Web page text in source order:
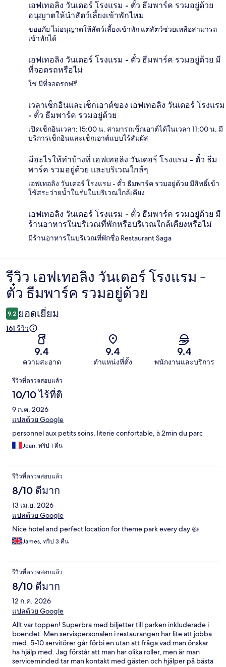
เอฟเทอลิง วันเดอร์ โรงแรม - ตั๋ว ธีมพาร์ค รวมอยู่ด้วย
อนุญาตให้นำสัตว์เลี้ยงเข้าพักไหม
ขออภัย ไม่อนุญาตให้สัตว์เลี้ยงเข้าพัก แต่สัตว์ช่วยเหลือสามารถ
เข้าพักได้
เอฟเทอลิง วันเดอร์ โรงแรม - ตั๋ว ธีมพาร์ค รวมอยู่ด้วย มี
ที่จอดรถหรือไม่
ใช่ มีที่จอดรถฟรี
เวลาเช็กอินและเช็กเอาต์ของ เอฟเทอลิง วันเดอร์ โรงแรม
- ตั๋ว ธีมพาร์ค รวมอยู่ด้วย
เปิดเช็กอินเวลา: 15:00 น. สามารถเช็กเอาต์ได้ในเวลา 11:00 น. มี
บริการเช็กอินและเช็กเอาต์แบบไร้สัมผัส
มีอะไรให้ทำบ้างที่ เอฟเทอลิง วันเดอร์ โรงแรม - ตั๋ว ธีม
พาร์ค รวมอยู่ด้วย และบริเวณใกล้ๆ
เอฟเทอลิง วันเดอร์ โรงแรม - ตั๋ว ธีมพาร์ค รวมอยู่ด้วย มีสิทธิ์เข้า
ใช้สระว่ายน้ำในร่มในบริเวณใกล้เคียง
เอฟเทอลิง วันเดอร์ โรงแรม - ตั๋ว ธีมพาร์ค รวมอยู่ด้วย มี
ร้านอาหารในบริเวณที่พักหรือบริเวณใกล้เคียงหรือไม่
มีร้านอาหารในบริเวณที่พักชื่อ Restaurant Saga
รีวิว
รีวิว เอฟเทอลิง วันเดอร์ โรงแรม -
ตั๋ว ธีมพาร์ค รวมอยู่ด้วย
9.2 ยอดเยี่ยม
161 รีวิว
9.4
ความสะอาด
9.4
ตำแหน่งที่ตั้ง
9.4
พนักงานและบริการ
รีวิว
รีวิวที่ตรวจสอบแล้ว
10/10 ไร้ที่ติ
9 ก.ค. 2026
แปลด้วย Google
personnel aux petits soins, literie confortable, à 2min du parc
Jean, ทริป 1 คืน
รีวิวที่ตรวจสอบแล้ว
8/10 ดีมาก
13 เม.ย. 2026
แปลด้วย Google
Nice hotel and perfect location for theme park every day 👍
James, ทริป 3 คืน
รีวิวที่ตรวจสอบแล้ว
8/10 ดีมาก
12 ก.ค. 2026
แปลด้วย Google
Allt var toppen! Superbra med biljetter till parken inkluderade i
boendet. Men servispersonalen i restaurangen har lite att jobba
med. 5-10 servitörer går förbi en utan att fråga vad man önskar
ha hjälp med. Jag förstår att man har olika roller, men är man
serviceminded tar man kontakt med gästen och hjälper på bästa